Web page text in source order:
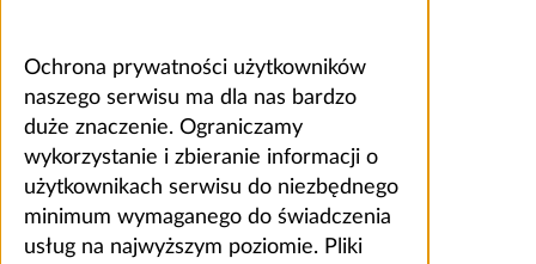
Ochrona prywatności użytkowników
naszego serwisu ma dla nas bardzo
duże znaczenie. Ograniczamy
wykorzystanie i zbieranie informacji o
użytkownikach serwisu do niezbędnego
minimum wymaganego do świadczenia
usług na najwyższym poziomie. Pliki